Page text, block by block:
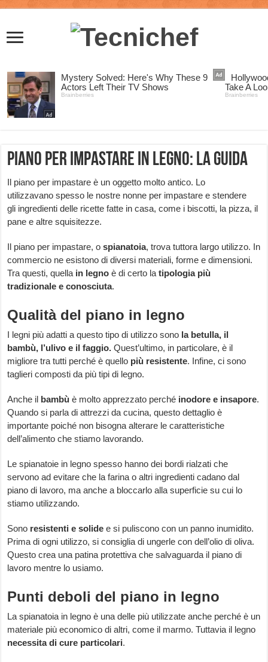
Piano per impastare in legno: la guida
Il piano per impastare è un oggetto molto antico. Lo
utilizzavano spesso le nostre nonne per impastare e stendere
gli ingredienti delle ricette fatte in casa, come i biscotti, la pizza, il
pane e altre squisitezze.
Il piano per impastare, ospianatoia, trova tuttora largo utilizzo. In
commercio ne esistono di diversi materiali, forme e dimensioni.
Tra questi, quella in legno è di certo latipologia più
tradizionale e conosciuta.
Qualità del piano in legno
I legni più adatti a questo tipo di utilizzo sono la betulla, il
bambù, l’ulivo e il faggio. Quest’ultimo, in particolare, è il
migliore tra tutti perché è quello più resistente. Infine, ci sono
taglieri composti da più tipi di legno.
Anche il bambù è molto apprezzato perché inodore e insapore.
Quando si parla di attrezzi da cucina, questo dettaglio è
importante poiché non bisogna alterare le caratteristiche
dell’alimento che stiamo lavorando.
Le spianatoie in legno spesso hanno dei bordi rialzati che
servono ad evitare che la farina o altri ingredienti cadano dal
piano di lavoro, ma anche a bloccarlo alla superficie su cui lo
stiamo utilizzando.
Sono resistenti e solide e si puliscono con un panno inumidito.
Prima di ogni utilizzo, si consiglia di ungerle con dell’olio di oliva.
Questo crea una patina protettiva che salvaguarda il piano di
lavoro mentre lo usiamo.
Punti deboli del piano in legno
La spianatoia in legno è una delle più utilizzate anche perché è un
materiale più economico di altri, come il marmo. Tuttavia il legno
necessita di cure particolari.